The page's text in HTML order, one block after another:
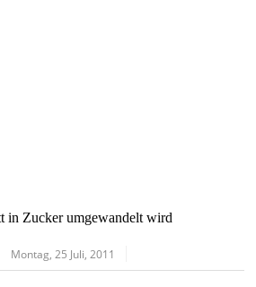
in Zucker umgewandelt wird
Montag, 25 Juli, 2011